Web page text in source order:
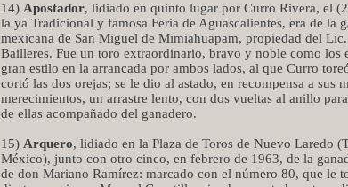
14) Apostador, lidiado en quinto lugar por Curro Rivera, el
la ya Tradicional y famosa Feria de Aguascalientes, era de la
mexicana de San Miguel de Mimiahuapam, propiedad del
Bailleres. Fue un toro extraordinario, bravo y noble como los
gran estilo en la arrancada por ambos lados, al que Curro
cortó las dos orejas; se le dio al astado, en recompensa a sus
merecimientos, un arrastre lento, con dos vueltas al anillo
de ellas acompañado del ganadero.
15) Arquero, lidiado en la Plaza de Toros de Nuevo Laredo
México), junto con otro cinco, en febrero de 1963, de la
de don Mariano Ramírez: marcado con el número 80, que le